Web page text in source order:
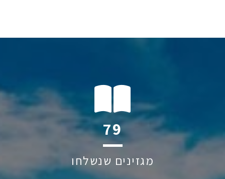
114
מגזינים שנשלחו